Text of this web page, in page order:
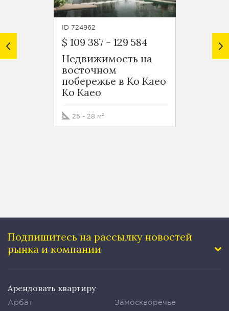
ID 724962
$ 109 387- 129 584
Недвижимость на
восточном
побережье в Ко Каео
Ko Kaeo
25 - 28 м²
$
Подпишитесь на рассылку новостей
рынка и компании
Арендовать квартиру
Арбат
Замоскворечье